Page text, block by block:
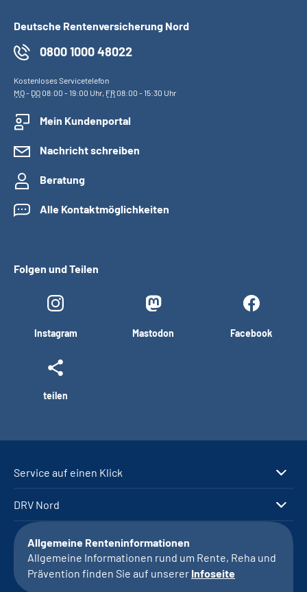
Deutsche Rentenversicherung Nord
0800 1000 48022
Kostenloses Servicetelefon
MO- DO08:00 - 19:00 Uhr, FR08:00 - 15:30 Uhr
Mein Kundenportal
Nachricht schreiben
Beratung
Alle Kontaktmöglichkeiten
Folgen und Teilen
Instagram Mastodon Facebook
teilen
Service auf einen Klick
DRV Nord
Allgemeine Renteninformationen
Allgemeine Informationen rund um Rente, Reha und
Prävention finden Sie auf unserer Infoseite